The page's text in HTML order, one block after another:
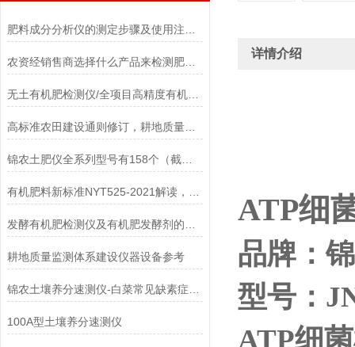
农资经销售商选择什么产品来检测肥料成分
无土有机肥检测仪/全项目高精度有机肥检测仪特点
高标准农田建设通则修订，耕地质量监测点仪器设备需求爆发
锦农土肥仪全系列型号有158个（截止2026.5）
耕地质量监测体系建设仪器设备参考
100A型土壤养分速测仪
详情介绍
ATP细
品牌：
型号：
ATP细